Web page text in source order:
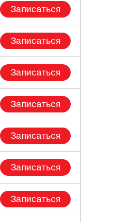
Записаться
Записаться
Записаться
Записаться
Записаться
Записаться
Записаться